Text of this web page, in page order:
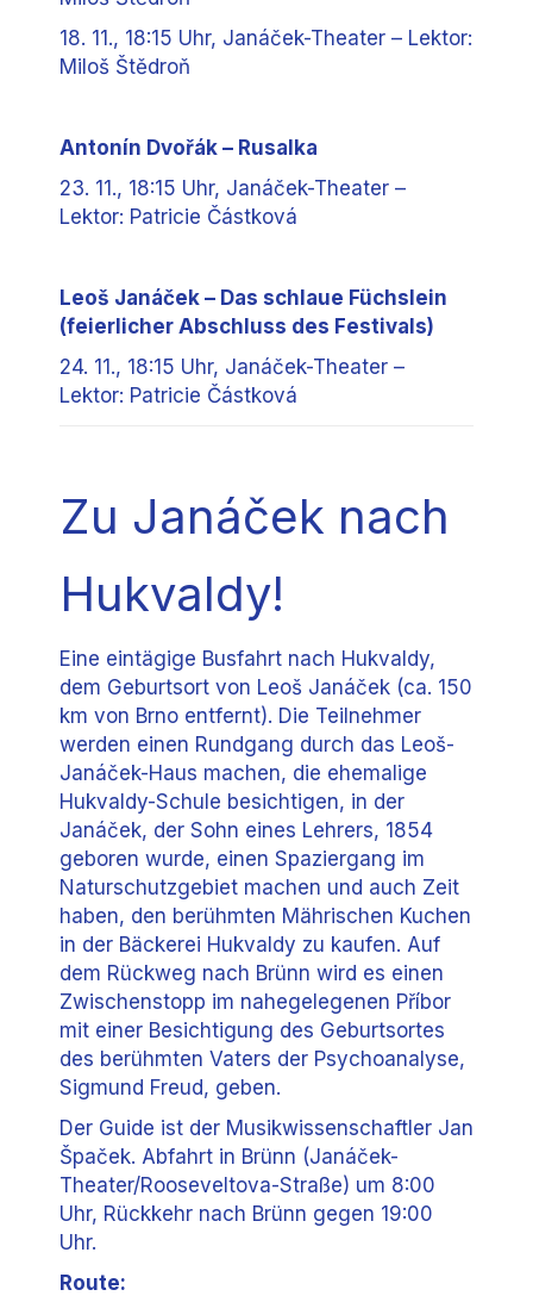
18. 11., 18:15 Uhr, Janáček-Theater – Lektor:
Miloš Štědroň
Antonín Dvořák – Rusalka
23. 11., 18:15 Uhr, Janáček-Theater –
Lektor: Patricie Částková
Leoš Janáček – Das schlaue Füchslein
(feierlicher Abschluss des Festivals)
24. 11., 18:15 Uhr, Janáček-Theater –
Lektor: Patricie Částková
Zu Janáček nach
Hukvaldy!
Eine eintägige Busfahrt nach Hukvaldy,
dem Geburtsort von Leoš Janáček (ca. 150
km von Brno entfernt). Die Teilnehmer
werden einen Rundgang durch das Leoš-
Janáček-Haus machen, die ehemalige
Hukvaldy-Schule besichtigen, in der
Janáček, der Sohn eines Lehrers, 1854
geboren wurde, einen Spaziergang im
Naturschutzgebiet machen und auch Zeit
haben, den berühmten Mährischen Kuchen
in der Bäckerei Hukvaldy zu kaufen. Auf
dem Rückweg nach Brünn wird es einen
Zwischenstopp im nahegelegenen Příbor
mit einer Besichtigung des Geburtsortes
des berühmten Vaters der Psychoanalyse,
Sigmund Freud, geben.
Der Guide ist der Musikwissenschaftler Jan
Špaček. Abfahrt in Brünn (Janáček-
Theater/Rooseveltova-Straße) um 8:00
Uhr, Rückkehr nach Brünn gegen 19:00
Uhr.
Route: